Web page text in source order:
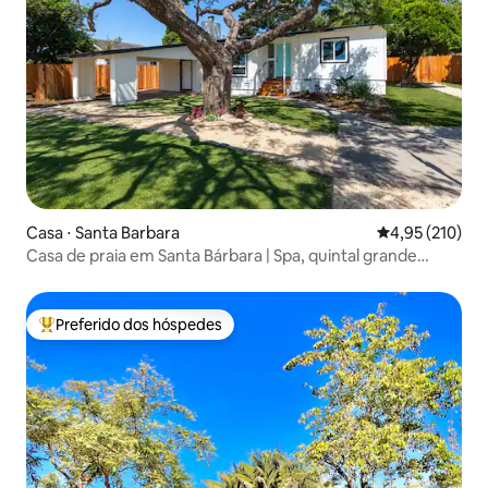
Casa ⋅ Santa Barbara 4,95 de uma
4,95 (210)
Casa de praia em Santa Bárbara | Spa, quintal grande
Entre os melhores preferidos dos hóspedes
Preferido dos hóspedes